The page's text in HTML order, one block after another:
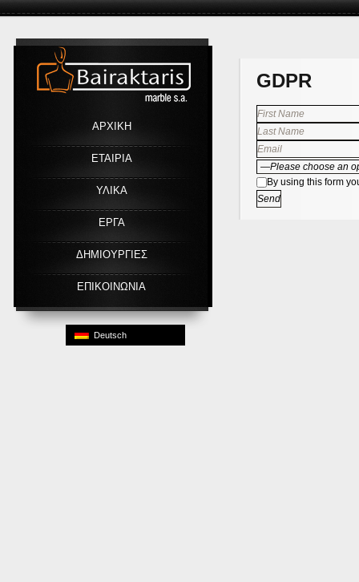
ΑΡΧΙΚΗ
ΕΤΑΙΡΙΑ
ΥΛΙΚΑ
ΕΡΓΑ
ΔΗΜΙΟΥΡΓΙΕΣ
ΕΠΙΚΟΙΝΩΝΙΑ
Deutsch
GDPR
By using this form